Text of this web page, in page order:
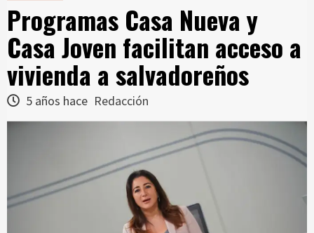
Programas Casa Nueva y
Casa Joven facilitan acceso a
vivienda a salvadoreños
5 años hace Redacción